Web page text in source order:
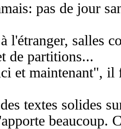
pas de jour
l'étranger, salles
de partitions...
et maintenant", il
textes solides
beaucoup.